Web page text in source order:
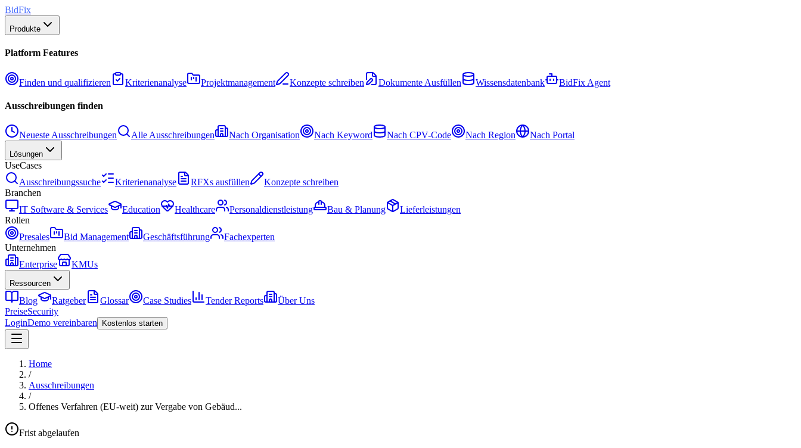
BidFix
Produkte
Platform Features
Finden und qualifizieren Kriterienanalyse Projektmanagement Konzepte schreiben Dokumente Ausfüllen Wissensdatenbank BidFix Agent
Ausschreibungen finden
Neueste Ausschreibungen Alle Ausschreibungen Nach Organisation Nach Keyword Nach CPV-Code Nach Region Nach Portal
Lösungen
UseCases
Ausschreibungssuche
Kriterienanalyse RFXs ausfüllen
Konzepte schreiben
Branchen
IT Software & Services
Education Healthcare Personaldienstleistung Bau & Planung
Lieferleistungen
Rollen
Presales
Bid Management Geschäftsführung
Fachexperten
Unternehmen
Enterprise
KMUs
Ressourcen
Blog Ratgeber Glossar Case Studies Tender Reports
Über Uns
PreiseSecurity
LoginDemo vereinbaren Kostenlos starten
Home
/
Ausschreibungen
/
Offenes Verfahren (EU-weit) zur Vergabe von Gebäud...
Frist abgelaufen